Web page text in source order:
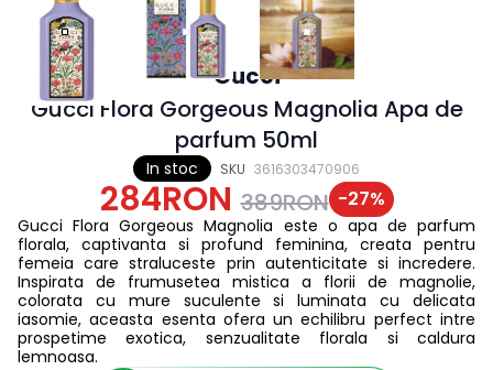
In stoc SKU 3616303470906
Gucci
Gucci Flora Gorgeous Magnolia Apa de
parfum 50ml
284RON 389RON -27%
Gucci Flora Gorgeous Magnolia este o apa de parfum
florala, captivanta si profund feminina, creata pentru
femeia care straluceste prin autenticitate si incredere.
Inspirata de frumusetea mistica a florii de magnolie,
colorata cu mure suculente si luminata cu delicata
iasomie, aceasta esenta ofera un echilibru perfect intre
prospetime exotica, senzualitate florala si caldura
lemnoasa.